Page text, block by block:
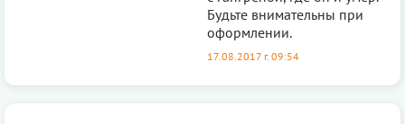
Будьте внимательны при
оформлении.
17.08.2017 г. 09:54